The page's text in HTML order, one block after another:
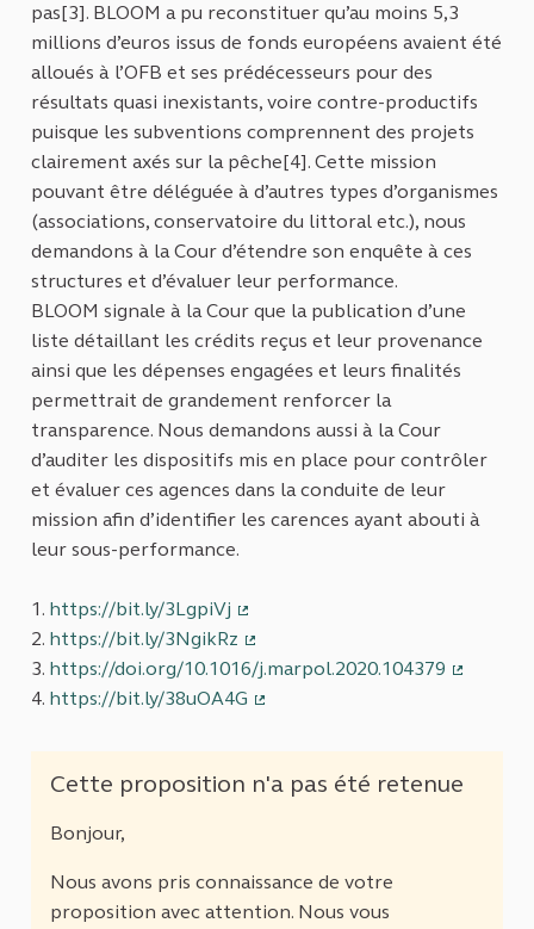
pas[3]. BLOOM a pu reconstituer qu’au moins 5,3
millions d’euros issus de fonds européens avaient été
alloués à l’OFB et ses prédécesseurs pour des
résultats quasi inexistants, voire contre-productifs
puisque les subventions comprennent des projets
clairement axés sur la pêche[4]. Cette mission
pouvant être déléguée à d’autres types d’organismes
(associations, conservatoire du littoral etc.), nous
demandons à la Cour d’étendre son enquête à ces
structures et d’évaluer leur performance.
BLOOM signale à la Cour que la publication d’une
liste détaillant les crédits reçus et leur provenance
ainsi que les dépenses engagées et leurs finalités
permettrait de grandement renforcer la
transparence. Nous demandons aussi à la Cour
d’auditer les dispositifs mis en place pour contrôler
et évaluer ces agences dans la conduite de leur
mission afin d’identifier les carences ayant abouti à
leur sous-performance.
1. https://bit.ly/3LgpiVj
(Lien externe)
2. https://bit.ly/3NgikRz
(Lien externe)
3. https://doi.org/10.1016/j.marpol.2020.104379
4. https://bit.ly/38uOA4G
Cette proposition n'a pas été retenue
Bonjour,
Nous avons pris connaissance de votre
proposition avec attention. Nous vous